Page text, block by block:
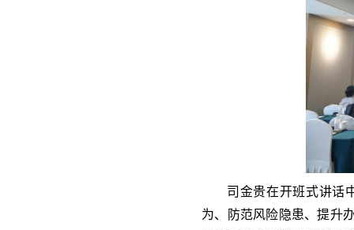
司金贵在开班式讲话
为、防范风险隐患、提升